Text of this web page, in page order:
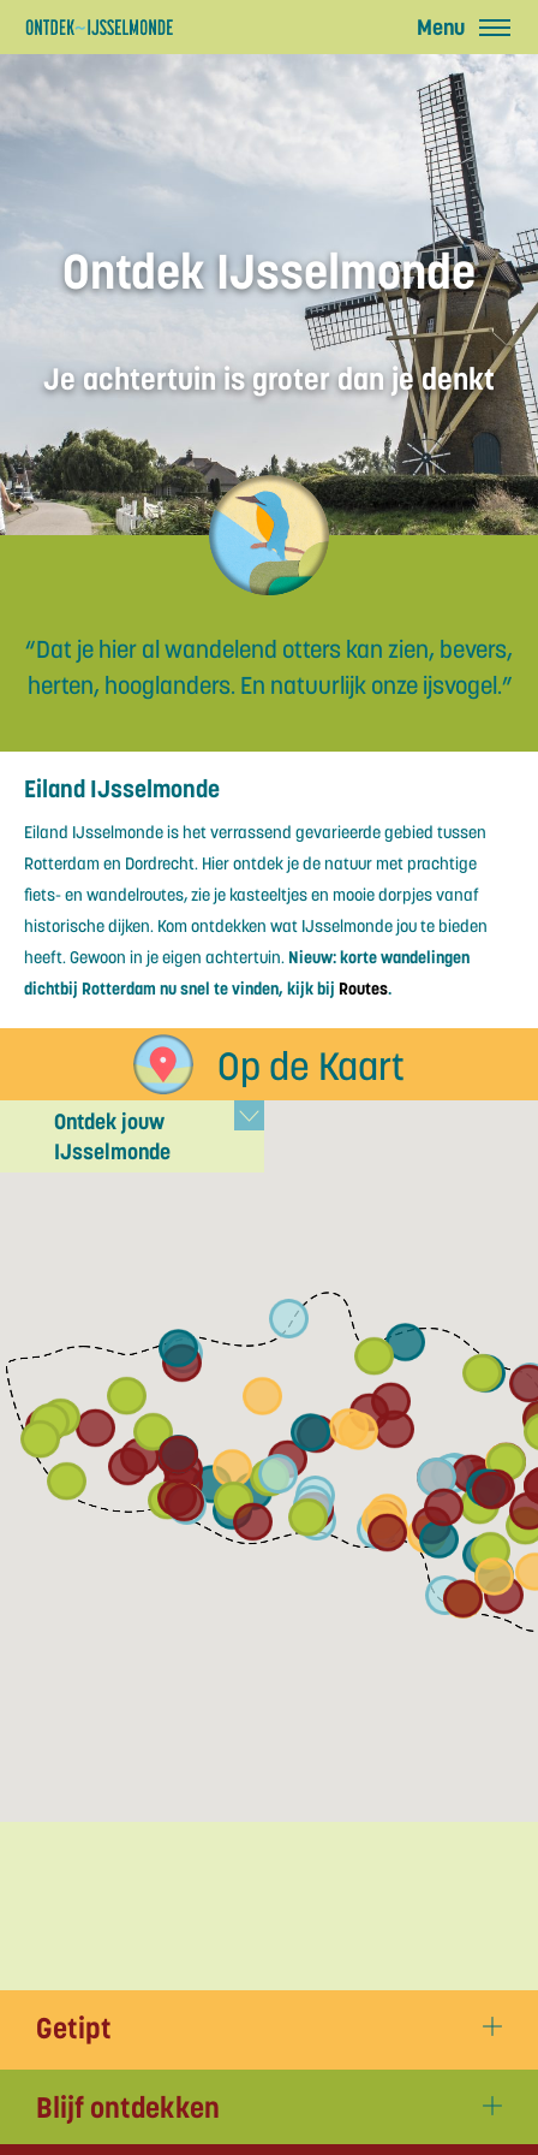
Ontdek IJsselmonde
Je achtertuin is groter dan je denkt
“Dat je hier al wandelend otters kan zien, bevers,
herten, hooglanders. En natuurlijk onze ijsvogel.”
Eiland IJsselmonde
Eiland IJsselmonde is het verrassend gevarieerde gebied tussen
Rotterdam en Dordrecht. Hier ontdek je de natuur met prachtige
fiets- en wandelroutes, zie je kasteeltjes en mooie dorpjes vanaf
historische dijken. Kom ontdekken wat IJsselmonde jou te bieden
heeft. Gewoon in je eigen achtertuin. Nieuw: korte wandelingen
dichtbij Rotterdam nu snel te vinden, kijk bij Routes.
Op de Kaart
Ontdek jouw
IJsselmonde
Getipt
Blijf ontdekken